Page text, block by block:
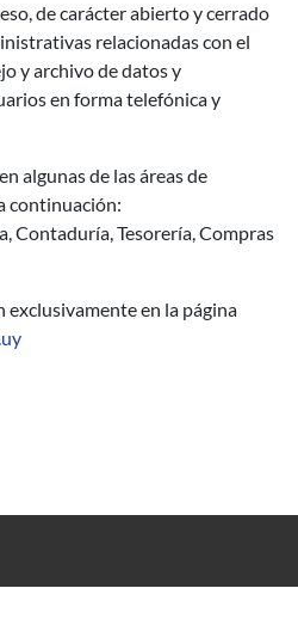
de carácter abierto y cerrado
relacionadas con el
y archivo de datos y
en forma telefónica y
algunas de las áreas de
continuación:
Contaduría, Tesorería, Compras
exclusivamente en la página